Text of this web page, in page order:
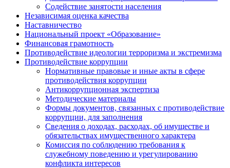
Содействие занятости населения
Независимая оценка качества
Наставничество
Национальный проект «Образование»
Финансовая грамотность
Противодействие идеологии терроризма и экстремизма
Противодействие коррупции
Нормативные правовые и иные акты в сфере
противодействия коррупции
Антикоррупционная экспертиза
Методические материалы
Формы документов, связанных с противодействие
коррупции, для заполнения
Сведения о доходах, расходах, об имуществе и
обязательствах имущественного характера
Комиссия по соблюдению требования к
служебному поведению и урегулированию
конфликта интересов